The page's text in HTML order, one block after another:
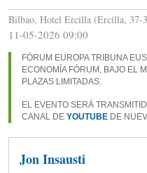
Bilbao, Hotel Ercilla (Ercilla, 37-
11-05-2026 09:00
FÓRUM EUROPA TRIBUNA
ECONOMÍA FÓRUM, BAJO EL
PLAZAS LIMITADAS.
EL EVENTO SERÁ
CANAL DE YOUTUBE DE
Jon Insausti